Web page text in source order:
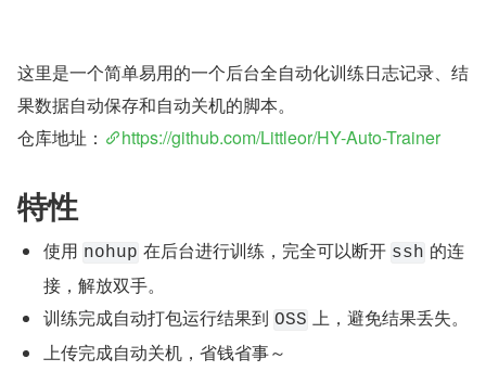
这里是一个简单易用的一个后台全自动化训练日志记录、结
果数据自动保存和自动关机的脚本。
仓库地址：
https://github.com/Littleor/HY-Auto-Trainer
特性
使用 nohup 在后台进行训练，完全可以断开 ssh 的连
接，解放双手。
训练完成自动打包运行结果到 OSS 上，避免结果丢失。
上传完成自动关机，省钱省事～